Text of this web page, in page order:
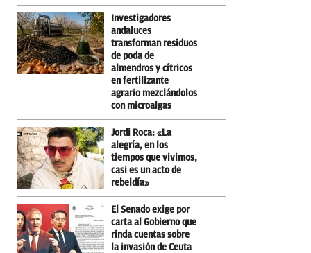
Investigadores
andaluces
transforman residuos
de poda de
almendros y cítricos
en fertilizante
agrario mezclándolos
con microalgas
Jordi Roca: «La
alegría, en los
tiempos que vivimos,
casi es un acto de
rebeldía»
El Senado exige por
carta al Gobierno que
rinda cuentas sobre
la invasión de Ceuta